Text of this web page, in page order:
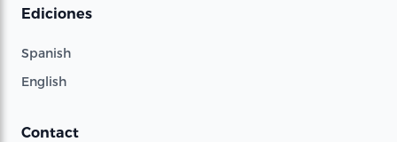
Ediciones
Spanish
English
Contact